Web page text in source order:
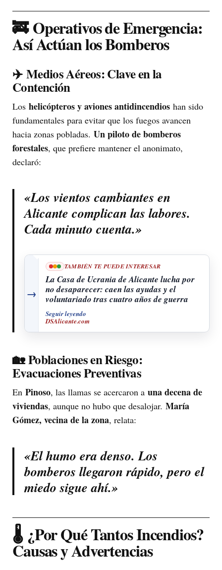
🚒Operativos de Emergencia:
Así Actúan los Bomberos
✈️Medios Aéreos: Clave en la
Contención
Los helicópteros y aviones antidincendios han sido
fundamentales para evitar que los fuegos avancen
hacia zonas pobladas. Un piloto de bomberos
forestales, que prefiere mantener el anonimato,
declaró:
«Los vientos cambiantes en
Alicante complican las labores.
Cada minuto cuenta.»
→
TAMBIÉN TE PUEDE INTERESAR
La Casa de Ucrania de Alicante lucha por
no desaparecer: caen las ayudas y el
voluntariado tras cuatro años de guerra
Seguir leyendo
DSAlicante.com
🏡Poblaciones en Riesgo:
Evacuaciones Preventivas
En Pinoso, las llamas se acercaron a una decena de
viviendas, aunque no hubo que desalojar. María
Gómez, vecina de la zona, relata:
«El humo era denso. Los
bomberos llegaron rápido, pero el
miedo sigue ahí.»
🌡️ ¿Por Qué Tantos Incendios?
Causas y Advertencias